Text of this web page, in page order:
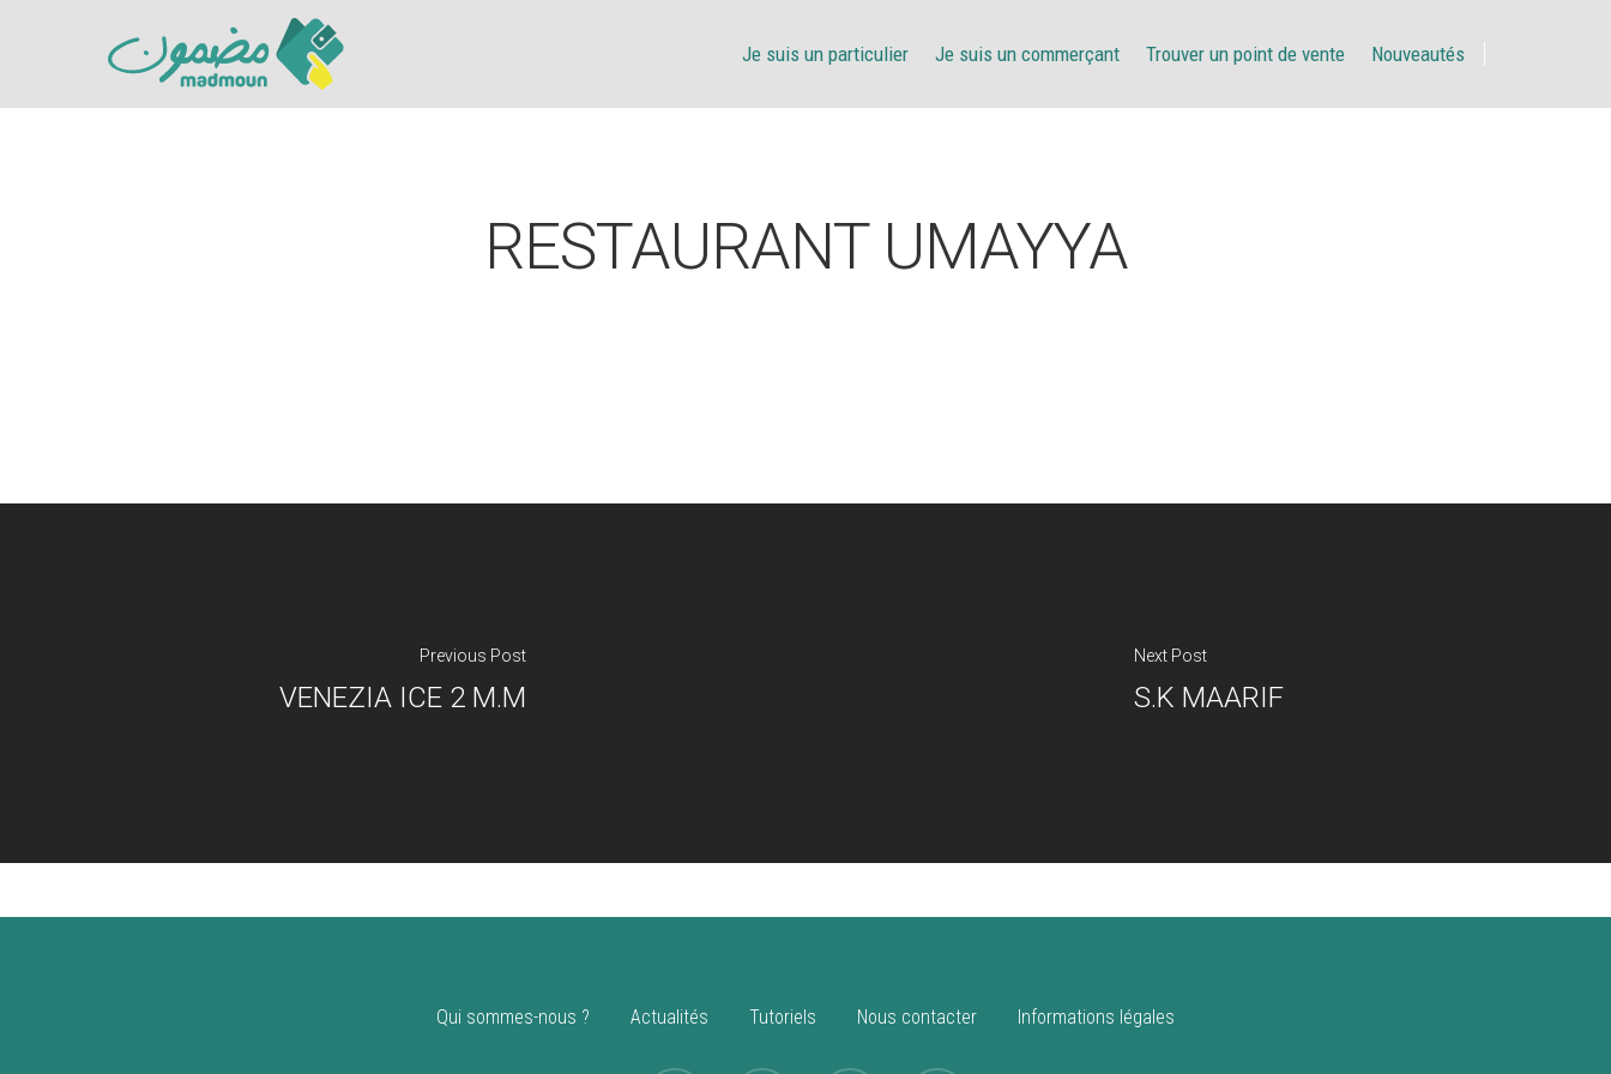
Je suis un particulier Je suis un commerçant Trouver un point de vente Nouveautés
RESTAURANT UMAYYA
Previous Post
VENEZIA ICE 2 M.M
Next Post
S.K MAARIF
Qui sommes-nous ? Actualités Tutoriels Nous contacter Informations légales